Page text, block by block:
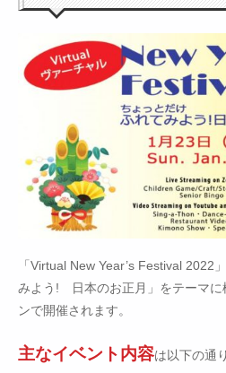
「Virtual New Year’s Festival 2022
みよう! 日本のお正月」をテーマに
ンで開催されます。
主なイベント内容は以下の通